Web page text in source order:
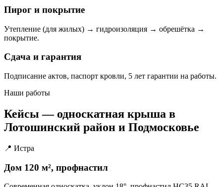
Пирог и покрытие
Утепление (для жилых) → гидроизоляция → обрешётка →
покрытие.
Сдача и гарантия
Подписание актов, паспорт кровли, 5 лет гарантии на работы.
Наши работы
Кейсы — односкатная крыша в
Лотошинский район и Подмосковье
📍 Истра
Дом 120 м², профнастил